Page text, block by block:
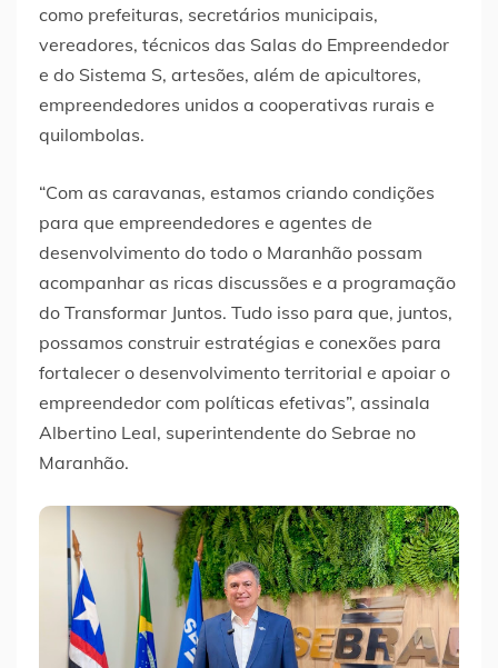
como prefeituras, secretários municipais,
vereadores, técnicos das Salas do Empreendedor
e do Sistema S, artesões, além de apicultores,
empreendedores unidos a cooperativas rurais e
quilombolas.
“Com as caravanas, estamos criando condições
para que empreendedores e agentes de
desenvolvimento do todo o Maranhão possam
acompanhar as ricas discussões e a programação
do Transformar Juntos. Tudo isso para que, juntos,
possamos construir estratégias e conexões para
fortalecer o desenvolvimento territorial e apoiar o
empreendedor com políticas efetivas”, assinala
Albertino Leal, superintendente do Sebrae no
Maranhão.